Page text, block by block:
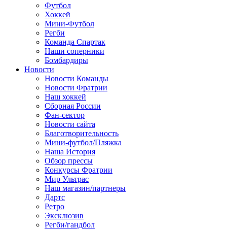
Футбол
Хоккей
Мини-Футбол
Регби
Команда Спартак
Наши соперники
Бомбардиры
Новости
Новости Команды
Новости Фратрии
Наш хоккей
Сборная России
Фан-cектор
Новости сайта
Благотворительность
Мини-футбол/Пляжка
Наша История
Обзор прессы
Конкурсы Фратрии
Мир Ультрас
Наш магазин/партнеры
Дартс
Ретро
Эксклюзив
Регби/гандбол